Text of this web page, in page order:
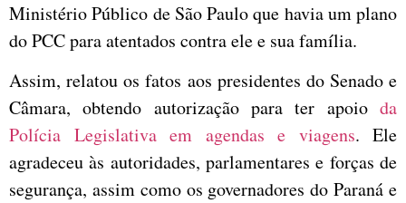
Ministério Público de São Paulo que havia um plano
do PCC para atentados contra ele e sua família.
Assim, relatou os fatos aos presidentes do Senado e
Câmara, obtendo autorização para ter apoio da
Polícia Legislativa em agendas e viagens. Ele
agradeceu às autoridades, parlamentares e forças de
segurança, assim como os governadores do Paraná e